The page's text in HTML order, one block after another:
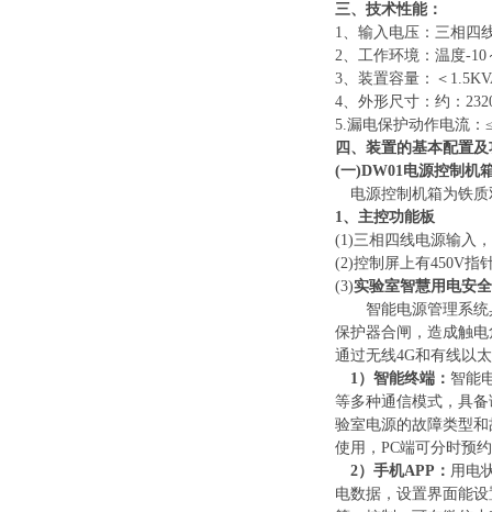
三、技术性能：
1、 输入电压：三相四
2、 工作环境：温度-10
3、 装置容量：＜
4、 外形尺寸 ：约 ：
5.漏电保护动作电流：
四、装置的基本配置
(一)DW01电源控制 机
电源控制 机箱为铁
1、主控功能板
(1)三相四线电源输入
(2)控制屏上有450V指
(3)实验室智慧用电安
智能电源管理系
保护器合闸，造成触
通过无线4G和有线以
1） 智能终端： 智能
等多种通信模式，具
验室电源的故障类型
使用，PC端可分时预
2） 手机APP： 用电
电数据，设置界面能